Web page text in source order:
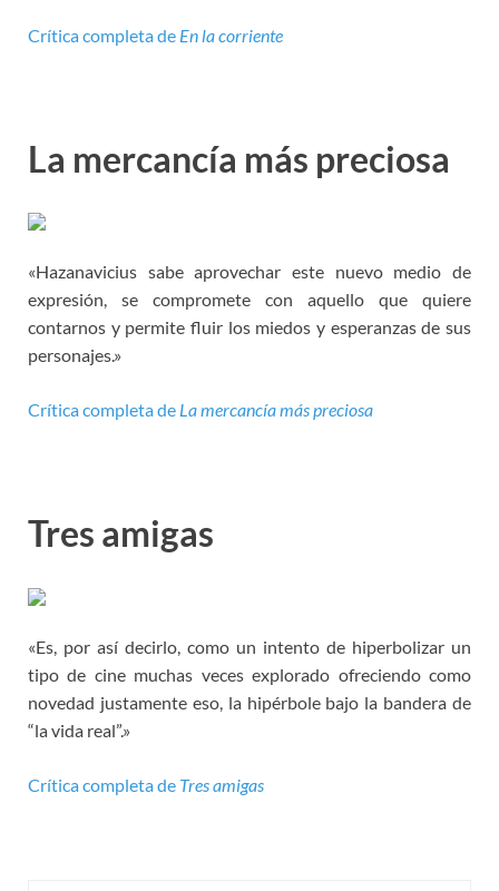
Crítica completa de En la corriente
La mercancía más preciosa
«Hazanavicius sabe aprovechar este nuevo medio de
expresión, se compromete con aquello que quiere
contarnos y permite fluir los miedos y esperanzas de sus
personajes.»
Crítica completa de La mercancía más preciosa
Tres amigas
«Es, por así decirlo, como un intento de hiperbolizar un
tipo de cine muchas veces explorado ofreciendo como
novedad justamente eso, la hipérbole bajo la bandera de
“la vida real”.»
Crítica completa de Tres amigas